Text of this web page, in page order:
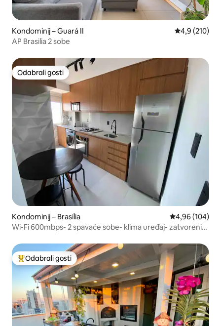
Kondominij – Guará II Prosječna
4,9 (210)
AP Brasilia 2 sobe
Odabrali gosti
Odabrali gosti
Kondominij – Brasília Prosječna
4,96 (104)
Wi-Fi 600mbps- 2 spavaće sobe- klima uređaj- zatvoreni
Među najviše rangiranima s oznakom „Odabrali gosti”
Odabrali gosti